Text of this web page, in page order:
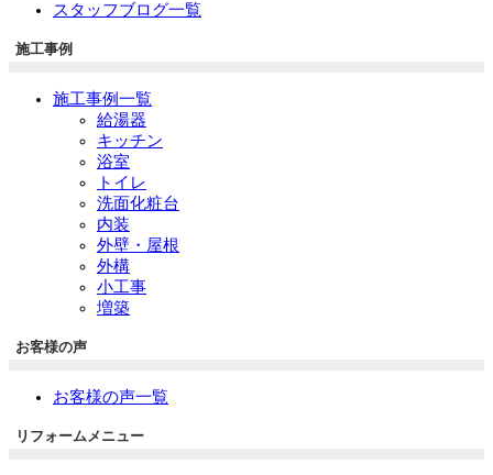
スタッフブログ一覧
施工事例
施工事例一覧
給湯器
キッチン
浴室
トイレ
洗面化粧台
内装
外壁・屋根
外構
小工事
増築
お客様の声
お客様の声一覧
リフォームメニュー